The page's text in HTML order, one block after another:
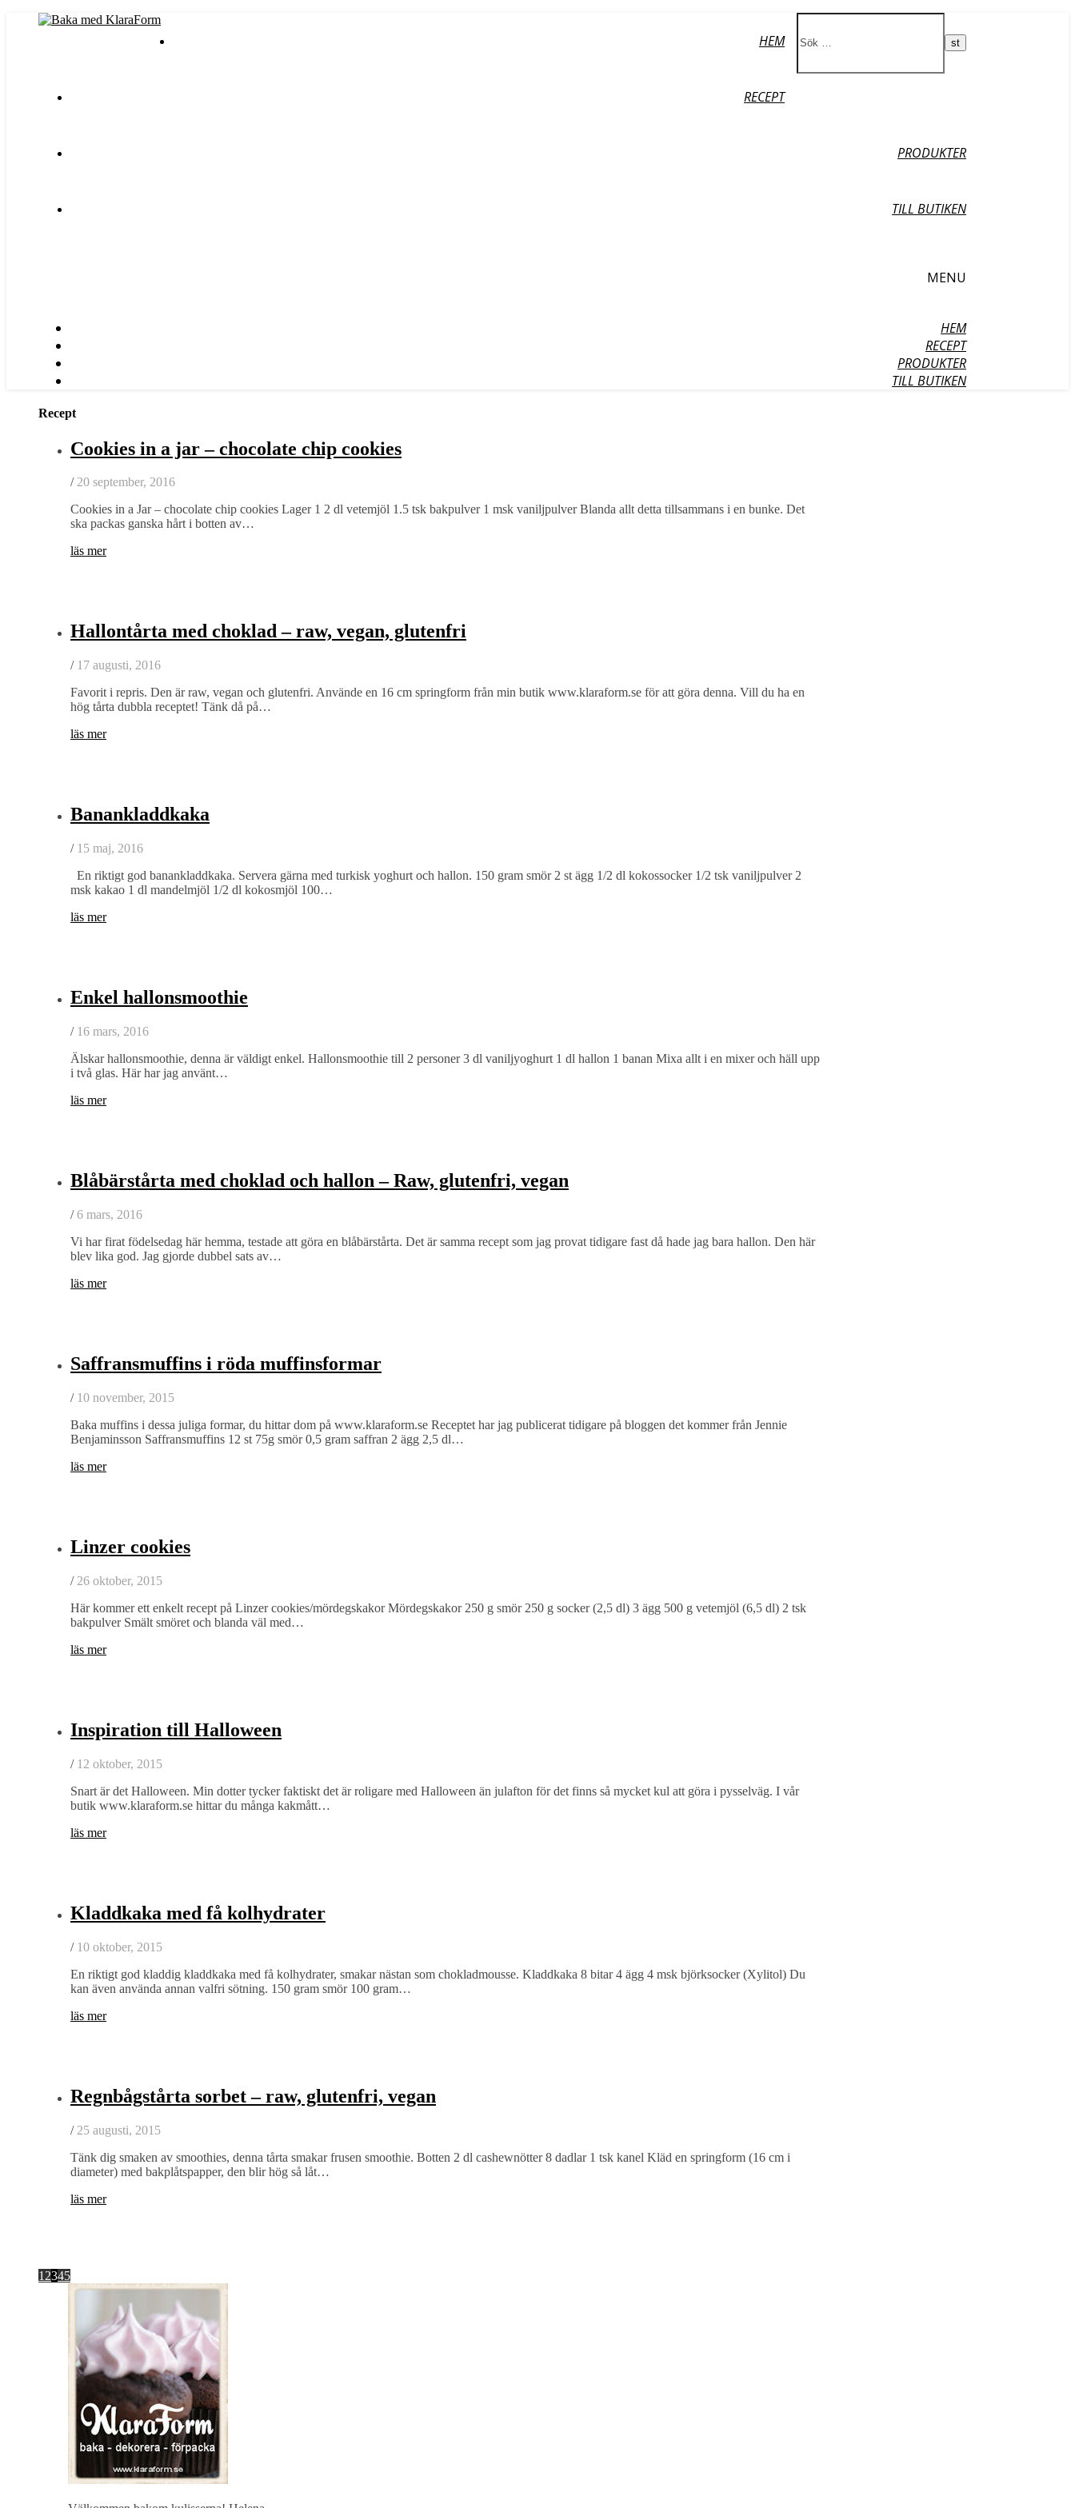
HEM
RECEPT
PRODUKTER
TILL BUTIKEN
MENU
HEM
RECEPT
PRODUKTER
TILL BUTIKEN
Recept
Cookies in a jar – chocolate chip cookies
/ 20 september, 2016
Cookies in a Jar – chocolate chip cookies Lager 1 2 dl vetemjöl 1.5 tsk bakpulver 1 msk vaniljpulver Blanda allt detta tillsammans i en bunke. Det
ska packas ganska hårt i botten av…
läs mer
Hallontårta med choklad – raw, vegan, glutenfri
/ 17 augusti, 2016
Favorit i repris. Den är raw, vegan och glutenfri. Använde en 16 cm springform från min butik www.klaraform.se för att göra denna. Vill du ha en
hög tårta dubbla receptet! Tänk då på…
läs mer
Banankladdkaka
/ 15 maj, 2016
En riktigt god banankladdkaka. Servera gärna med turkisk yoghurt och hallon. 150 gram smör 2 st ägg 1/2 dl kokossocker 1/2 tsk vaniljpulver 2
msk kakao 1 dl mandelmjöl 1/2 dl kokosmjöl 100…
läs mer
Enkel hallonsmoothie
/ 16 mars, 2016
Älskar hallonsmoothie, denna är väldigt enkel. Hallonsmoothie till 2 personer 3 dl vaniljyoghurt 1 dl hallon 1 banan Mixa allt i en mixer och häll upp
i två glas. Här har jag använt…
läs mer
Blåbärstårta med choklad och hallon – Raw, glutenfri, vegan
/ 6 mars, 2016
Vi har firat födelsedag här hemma, testade att göra en blåbärstårta. Det är samma recept som jag provat tidigare fast då hade jag bara hallon. Den här
blev lika god. Jag gjorde dubbel sats av…
läs mer
Saffransmuffins i röda muffinsformar
/ 10 november, 2015
Baka muffins i dessa juliga formar, du hittar dom på www.klaraform.se Receptet har jag publicerat tidigare på bloggen det kommer från Jennie
Benjaminsson Saffransmuffins 12 st 75g smör 0,5 gram saffran 2 ägg 2,5 dl…
läs mer
Linzer cookies
/ 26 oktober, 2015
Här kommer ett enkelt recept på Linzer cookies/mördegskakor Mördegskakor 250 g smör 250 g socker (2,5 dl) 3 ägg 500 g vetemjöl (6,5 dl) 2 tsk
bakpulver Smält smöret och blanda väl med…
läs mer
Inspiration till Halloween
/ 12 oktober, 2015
Snart är det Halloween. Min dotter tycker faktiskt det är roligare med Halloween än julafton för det finns så mycket kul att göra i pysselväg. I vår
butik www.klaraform.se hittar du många kakmått…
läs mer
Kladdkaka med få kolhydrater
/ 10 oktober, 2015
En riktigt god kladdig kladdkaka med få kolhydrater, smakar nästan som chokladmousse. Kladdkaka 8 bitar 4 ägg 4 msk björksocker (Xylitol) Du
kan även använda annan valfri sötning. 150 gram smör 100 gram…
läs mer
Regnbågstårta sorbet – raw, glutenfri, vegan
/ 25 augusti, 2015
Tänk dig smaken av smoothies, denna tårta smakar frusen smoothie. Botten 2 dl cashewnötter 8 dadlar 1 tsk kanel Kläd en springform (16 cm i
diameter) med bakplåtspapper, den blir hög så låt…
läs mer
1 2345